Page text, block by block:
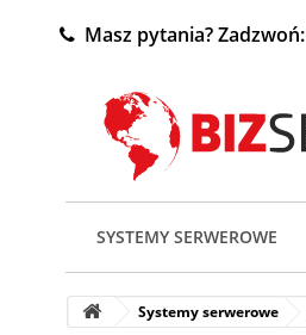
Masz pytania? Zadzwoń:
SYSTEMY SERWEROWE
Systemy serwerowe